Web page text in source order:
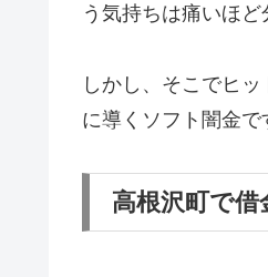
う気持ちは痛いほど
しかし、そこでヒ
に導くソフト闇金で
高根沢町で借